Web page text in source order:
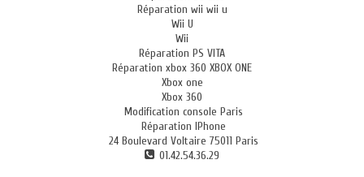
Réparation wii wii u
Wii U
Wii
Réparation PS VITA
Réparation xbox 360 XBOX ONE
Xbox one
Xbox 360
Modification console Paris
Réparation IPhone
24 Boulevard Voltaire 75011 Paris
01.42.54.36.29